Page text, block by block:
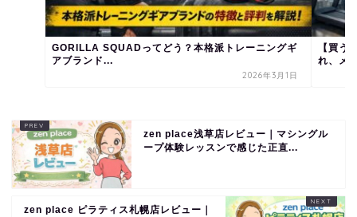
GORILLA SQUADってどう？本格派トレーニングギ
アブランド...
2026年3月1日
【買う
れ、メ
zen place浅草店レビュー｜マシングル
ープ体験レッスンで感じた正直...
zen place ピラティス札幌店レビュー｜